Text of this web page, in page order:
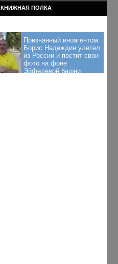
КНИЖНАЯ ПОЛКА
Признанный иноагентом
Борис Надеждин улетел
из России и постит свои
фото на фоне
Эйфелевой башни